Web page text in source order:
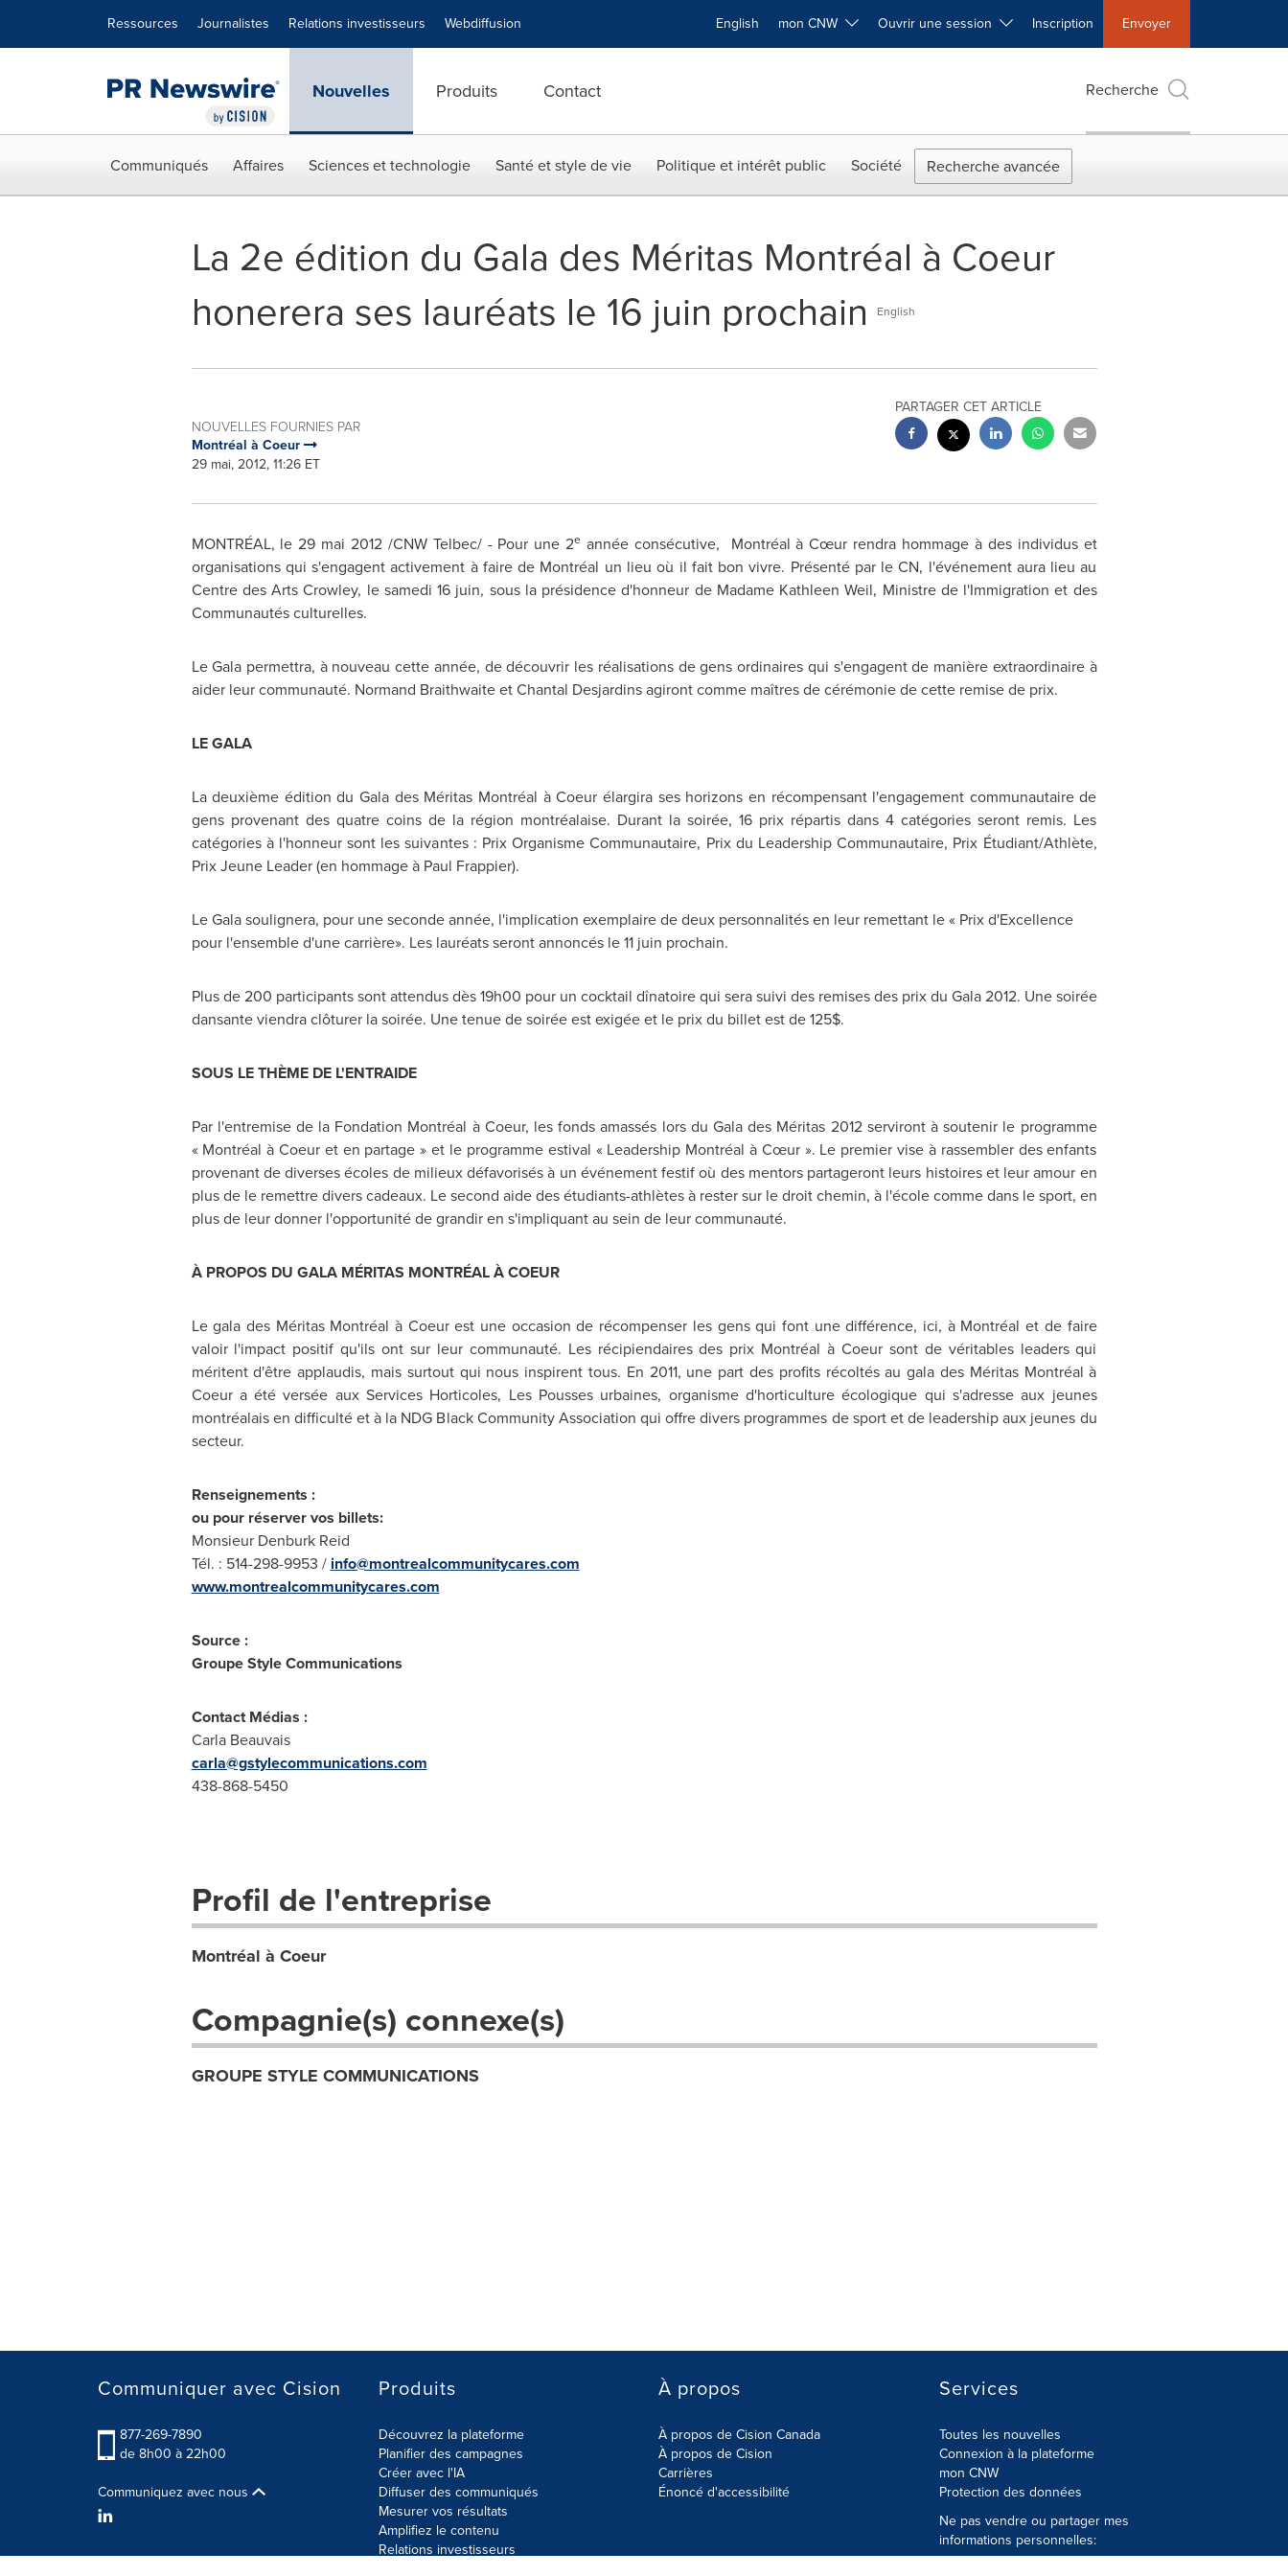
Ressources Journalistes Relations investisseurs Webdiffusion English mon CNW Ouvrir une session Inscription Envoyer
Nouvelles Produits Contact Recherche
Communiqués Affaires Sciences et technologie Santé et style de vie Politique et intérêt public Société Recherche avancée
La 2e édition du Gala des Méritas Montréal à Coeur
honerera ses lauréats le 16 juin prochain
English
NOUVELLES FOURNIES PAR
Montréal à Coeur
29 mai, 2012, 11:26 ET
PARTAGER CET ARTICLE
MONTRÉAL, le 29 mai 2012 /CNW Telbec/ - Pour une 2e année consécutive, Montréal à Cœur rendra hommage à des individus et
organisations qui s'engagent activement à faire de Montréal un lieu où il fait bon vivre. Présenté par le CN, l'événement aura lieu au
Centre des Arts Crowley, le samedi 16 juin, sous la présidence d'honneur de Madame Kathleen Weil, Ministre de l'Immigration et des
Communautés culturelles.
Le Gala permettra, à nouveau cette année, de découvrir les réalisations de gens ordinaires qui s'engagent de manière extraordinaire à
aider leur communauté. Normand BraithwaiteetChantal Desjardinsagiront comme maîtres de cérémonie de cette remise de prix.
LE GALA
La deuxième édition du Gala des Méritas Montréal à Coeur élargira ses horizons en récompensant l'engagement communautaire de
gens provenant des quatre coins de la région montréalaise. Durant la soirée, 16 prix répartis dans 4 catégories seront remis. Les
catégories à l'honneur sont les suivantes : Prix Organisme Communautaire, Prix du Leadership Communautaire, Prix Étudiant/Athlète,
Prix Jeune Leader (en hommage à Paul Frappier).
Le Gala soulignera, pour une seconde année, l'implication exemplaire de deux personnalités en leur remettant le « Prix d'Excellence
pour l'ensemble d'une carrière». Les lauréats seront annoncés le 11 juin prochain.
Plus de 200 participants sont attendus dès 19h00 pour un cocktail dînatoire qui sera suivi des remises des prix du Gala 2012. Une soirée
dansante viendra clôturer la soirée. Une tenue de soirée est exigée et le prix du billet est de 125$.
SOUS LE THÈME DE L'ENTRAIDE
Par l'entremise de la Fondation Montréal à Coeur, les fonds amassés lors du Gala des Méritas 2012 serviront à soutenir le programme
« Montréal à Coeur et en partage » et le programme estival « Leadership Montréal à Cœur ». Le premier vise à rassembler des enfants
provenant de diverses écoles de milieux défavorisés à un événement festif où des mentors partageront leurs histoires et leur amour en
plus de le remettre divers cadeaux. Le second aide des étudiants-athlètes à rester sur le droit chemin, à l'école comme dans le sport, en
plus de leur donner l'opportunité de grandir en s'impliquant au sein de leur communauté.
À PROPOS DU GALA MÉRITAS MONTRÉAL À COEUR
Le gala des Méritas Montréal à Coeur est une occasion de récompenser les gens qui font une différence, ici, à Montréal et de faire
valoir l'impact positif qu'ils ont sur leur communauté. Les récipiendaires des prix Montréal à Coeur sont de véritables leaders qui
méritent d'être applaudis, mais surtout qui nous inspirent tous. En 2011, une part des profits récoltés au gala des Méritas Montréal à
Coeur a été versée aux Services Horticoles, Les Pousses urbaines, organisme d'horticulture écologique qui s'adresse aux jeunes
montréalais en difficulté et à la NDG Black Community Association qui offre divers programmes de sport et de leadership aux jeunes du
secteur.
Renseignements :
ou pour réserver vos billets:
Monsieur Denburk Reid
Tél. : 514-298-9953 / info@montrealcommunitycares.com
www.montrealcommunitycares.com
Source :
Groupe Style Communications
Contact Médias :
Carla Beauvais
carla@gstylecommunications.com
438-868-5450
Profil de l'entreprise
Montréal à Coeur
Compagnie(s) connexe(s)
GROUPE STYLE COMMUNICATIONS
Communiquer avec Cision
877-269-7890
de 8h00 à 22h00
Communiquez avec nous
Produits
Découvrez la plateforme
Planifier des campagnes
Créer avec l'IA
Diffuser des communiqués
Mesurer vos résultats
Amplifiez le contenu
Relations investisseurs
À propos
À propos de Cision Canada
À propos de Cision
Carrières
Énoncé d'accessibilité
Services
Toutes les nouvelles
Connexion à la plateforme
mon CNW
Protection des données
Ne pas vendre ou partager mes
informations personnelles: